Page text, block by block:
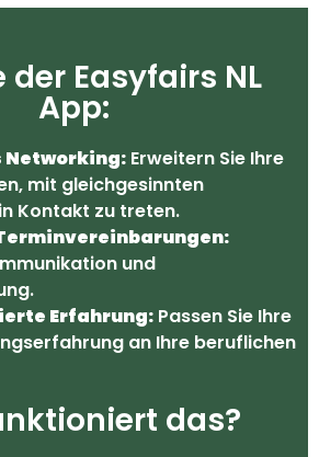
Easyfairs NL
App:
Networking: Erweitern Sie Ihre
mit gleichgesinnten
Kontakt zu treten.
und
Erfahrung: Passen Sie Ihre
an Ihre beruflichen
das?